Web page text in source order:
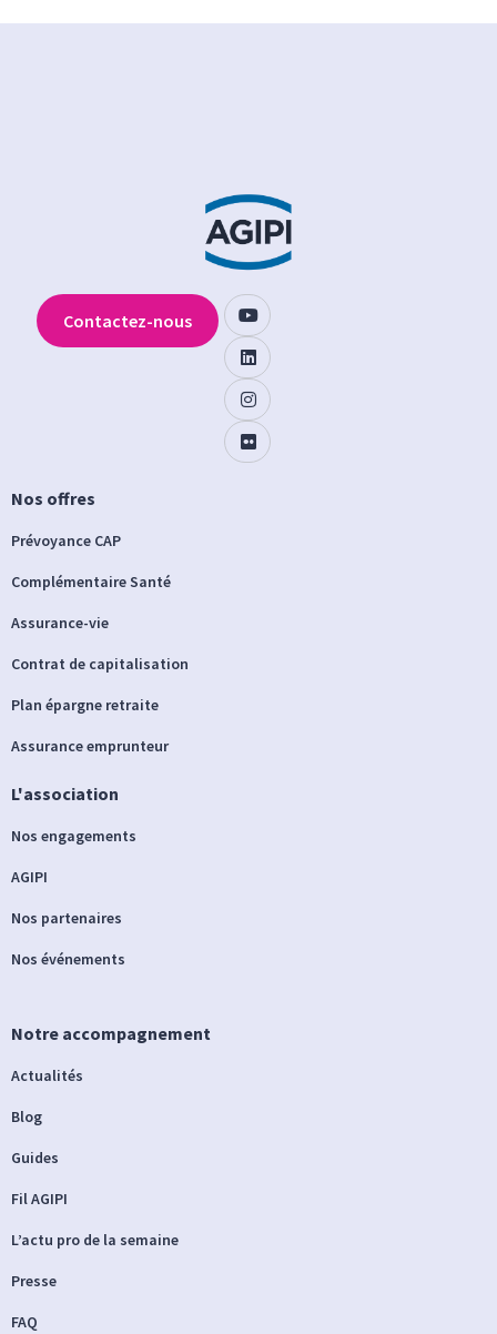
Nos offres
Prévoyance CAP
Complémentaire Santé
Assurance-vie
Contrat de capitalisation
Plan épargne retraite
Assurance emprunteur
L'association
Nos engagements
AGIPI
Nos partenaires
Nos événements
Notre accompagnement
Actualités
Blog
Guides
Fil AGIPI
L’actu pro de la semaine
Presse
FAQ
Contactez-nous